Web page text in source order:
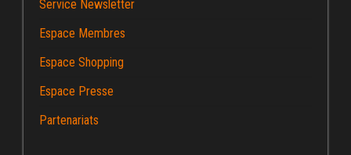
Service Newsletter
Espace Membres
Espace Shopping
Espace Presse
Partenariats